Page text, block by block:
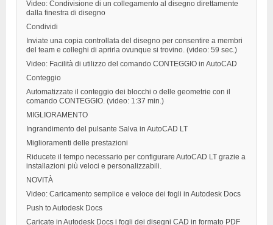
Video: Condivisione di un collegamento al disegno direttamente
dalla finestra di disegno
Condividi
Inviate una copia controllata del disegno per consentire a membri
del team e colleghi di aprirla ovunque si trovino. (video: 59 sec.)
Video: Facilità di utilizzo del comando CONTEGGIO in AutoCAD
Conteggio
Automatizzate il conteggio dei blocchi o delle geometrie con il
comando CONTEGGIO. (video: 1:37 min.)
MIGLIORAMENTO
Ingrandimento del pulsante Salva in AutoCAD LT
Miglioramenti delle prestazioni
Riducete il tempo necessario per configurare AutoCAD LT grazie a
installazioni più veloci e personalizzabili.
NOVITÀ
Video: Caricamento semplice e veloce dei fogli in Autodesk Docs
Push to Autodesk Docs
Caricate in Autodesk Docs i fogli dei disegni CAD in formato PDF